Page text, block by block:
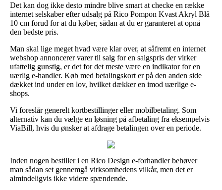
Det kan dog ikke desto mindre blive smart at checke en række
internet selskaber efter udsalg på Rico Pompon Kvast Akryl Blå
10 cm forud for at du køber, sådan at du er garanteret at opnå
den bedste pris.
Man skal lige meget hvad være klar over, at såfremt en internet
webshop annoncerer varer til salg for en salgspris der virker
ufattelig gunstig, er det for det meste være en indikator for en
uærlig e-handler. Køb med betalingskort er på den anden side
dækket ind under en lov, hvilket dækker en imod uærlige e-
shops.
Vi foreslår generelt kortbestillinger eller mobilbetaling. Som
alternativ kan du vælge en løsning på afbetaling fra eksempelvis
ViaBill, hvis du ønsker at afdrage betalingen over en periode.
Inden nogen bestiller i en Rico Design e-forhandler behøver
man sådan set gennemgå virksomhedens vilkår, men det er
almindeligvis ikke videre spændende.